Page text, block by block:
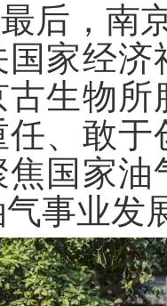
后，南
国家经
古生物
任、敢
焦国家
事业发